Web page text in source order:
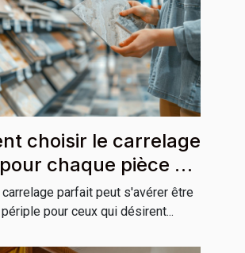
choisir le carrelage
chaque pièce de
carrelage parfait peut s'avérer être
pour ceux qui désirent...